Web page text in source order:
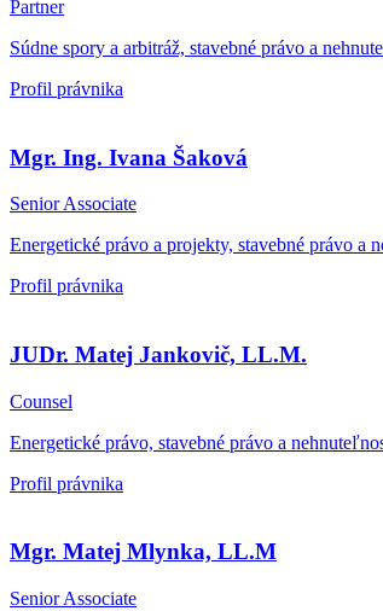
Partner
Súdne spory a arbitráž, stavebné právo a
Profil právnika
Mgr. Ing. Ivana Šaková
Senior Associate
Energetické právo a projekty, stavebné právo
Profil právnika
JUDr. Matej Jankovič, LL.M.
Counsel
Energetické právo, stavebné právo a
Profil právnika
Mgr. Matej Mlynka, LL.M
Senior Associate